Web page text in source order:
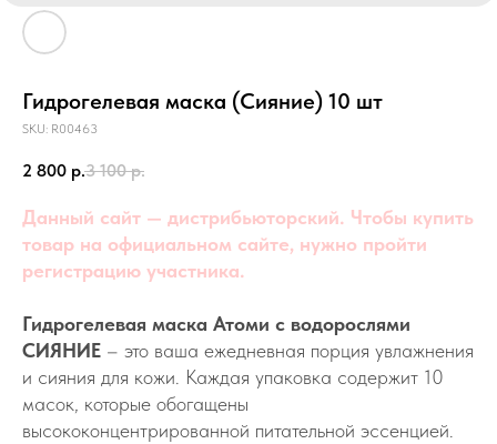
Гидрогелевая маска (Сияние) 10 шт
SKU: R00463
2 800 р.3 100 р.
Данный сайт — дистрибьюторский. Чтобы купить
товар на официальном сайте, нужно пройти
регистрацию участника.
Гидрогелевая маска Атоми с водорослями
СИЯНИЕ – это ваша ежедневная порция увлажнения
и сияния для кожи. Каждая упаковка содержит 10
масок, которые обогащены
высококонцентрированной питательной эссенцией.